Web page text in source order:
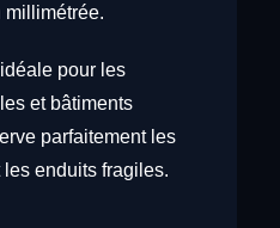
millimétrée.
pour les
et bâtiments
parfaitement les
enduits fragiles.